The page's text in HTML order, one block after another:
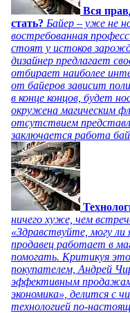
Вся
стать? Байер – уже не
востребованная
стоят у истоков
дизайнер предлагает
отбирает наиболее
от байеров зависит
в конце концов, будет
окружена магическим
отсутствием
заключается работа
ничего хуже, чем
«Здравствуйте, могу ли
продавец работает в
помогать. Критикуя
покупателем, Андрей
эффективным
экономика», делится с
технологией по-